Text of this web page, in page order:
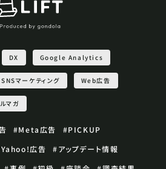
DX Google Analytics
SNSマーケティング Web広告
マガ
#Meta広告
#PICKUP
広告
#アップデート情報